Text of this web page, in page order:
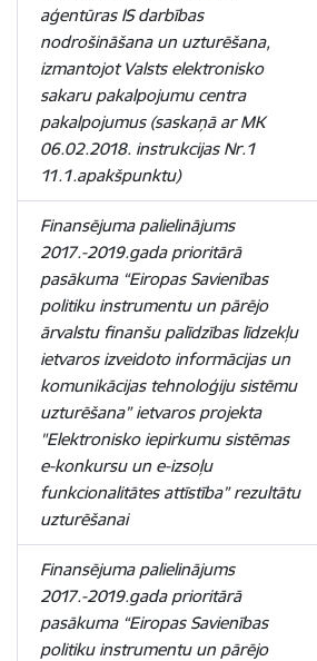
aģentūras IS darbības
nodrošināšana un uzturēšana,
izmantojot Valsts elektronisko
sakaru pakalpojumu centra
pakalpojumus (saskaņā ar MK
06.02.2018. instrukcijas Nr.1
11.1.apakšpunktu)
Finansējuma palielinājums
2017.-2019.gada prioritārā
pasākuma “Eiropas Savienības
politiku instrumentu un pārējo
ārvalstu finanšu palīdzības līdzekļu
ietvaros izveidoto informācijas un
komunikācijas tehnoloģiju sistēmu
uzturēšana” ietvaros projekta
"Elektronisko iepirkumu sistēmas
e-konkursu un e-izsoļu
funkcionalitātes attīstība” rezultātu
uzturēšanai
Finansējuma palielinājums
2017.-2019.gada prioritārā
pasākuma “Eiropas Savienības
politiku instrumentu un pārējo